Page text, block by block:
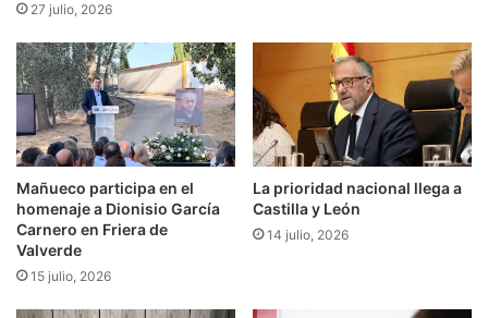
27 julio, 2026
Mañueco participa en el
homenaje a Dionisio García
Carnero en Friera de
Valverde
15 julio, 2026
La prioridad nacional llega a
Castilla y León
14 julio, 2026